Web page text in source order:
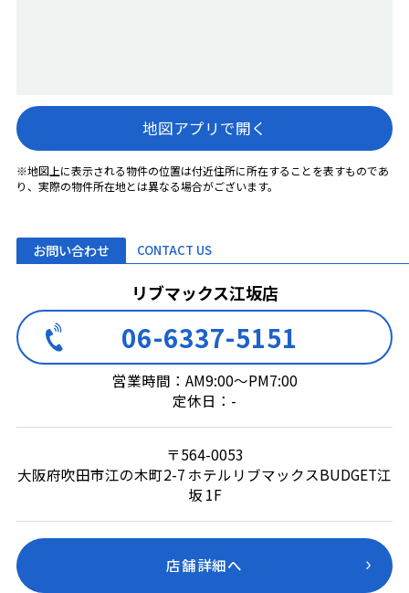
地図アプリで開く
※地図上に表示される物件の位置は付近住所に所在することを表すものであ
り、実際の物件所在地とは異なる場合がございます。
お問い合わせ CONTACT US
リブマックス江坂店
06-6337-5151
営業時間：AM9:00～PM7:00
定休日：-
〒564-0053
大阪府吹田市江の木町2-7 ホテルリブマックスBUDGET江
坂 1F
店舗詳細へ